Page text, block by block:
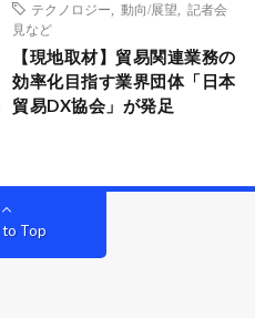
テクノロジー
動向/展望
記者会
見など
【現地取材】貿易関連業務の
効率化目指す業界団体「日本
貿易DX協会」が発足
to Top